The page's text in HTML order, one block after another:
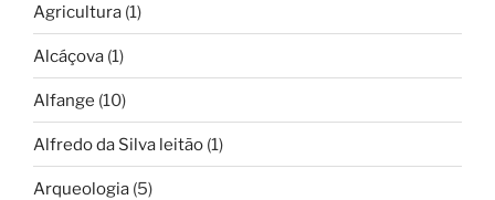
Agricultura (1)
Alcáçova (1)
Alfange (10)
Alfredo da Silva leitão (1)
Arqueologia (5)